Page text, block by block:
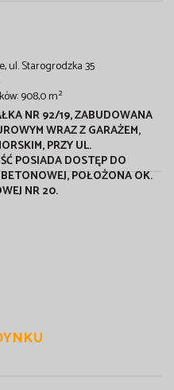
ul. Starogrodzka 35
908,0 m²
NR 92/19, ZABUDOWANA
WRAZ Z GARAŻEM,
PRZY UL.
POSIADA DOSTĘP DO
POŁOŻONA OK.
NR 20.